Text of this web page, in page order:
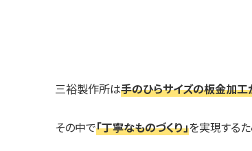
三裕製作所は手のひらサイズの板金加
その中で「丁寧なものづくり」を実現する